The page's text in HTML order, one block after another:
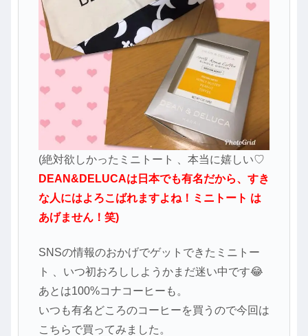
(絶対欲しかったミニトート 、本当に嬉しい♡
DEAN&DELUCAは日本でも有名だから、すき
な人にはよろこばれますよね！ミニトート は
あげません！笑)
SNSの情報のおかげでゲットできたミニトー
ト 、いつ初おろししようかまだ迷い中です😂
あとは100%コナコーヒーも。
いつも有名どころのコーヒーを買うので今回は
こちらで買ってみました。